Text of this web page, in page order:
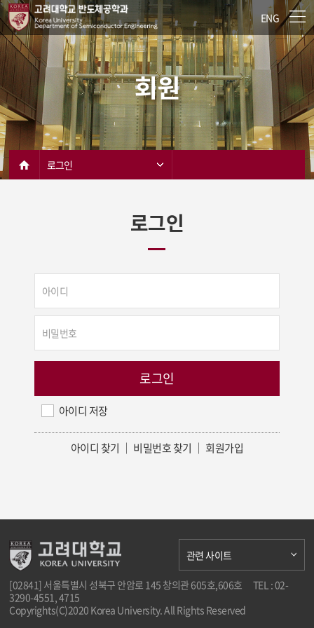
ENG
회원
로그인
로그인
아이디 저장
아이디 찾기 ｜ 비밀번호 찾기 ｜ 회원가입
[02841] 서울특별시 성북구 안암로 145 창의관 605호,606호
TEL : 02-
3290-4551, 4715
Copyrights(C)2020 Korea University. All Rights Reserved
관련 사이트